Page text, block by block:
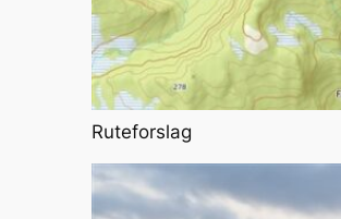
Ruteforslag